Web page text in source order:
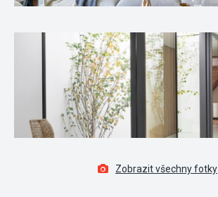
Zobrazit všechny fotky